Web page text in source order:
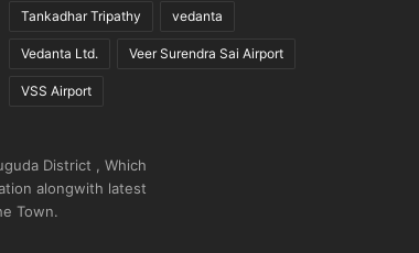
Tankadhar Tripathy vedanta
Vedanta Ltd. Veer Surendra Sai Airport
VSS Airport
District , Which
alongwith latest
Town.